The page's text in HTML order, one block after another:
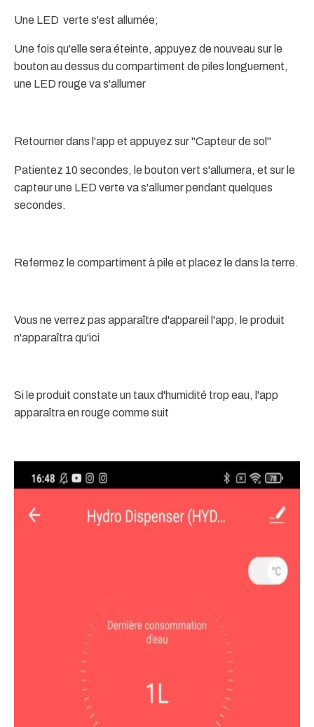
Une LED verte s'est allumée;
Une fois qu'elle sera éteinte, appuyez de nouveau sur le
bouton au dessus du compartiment de piles longuement,
une LED rouge va s'allumer
Retourner dans l'app et appuyez sur "Capteur de sol"
Patientez 10 secondes, le bouton vert s'allumera, et sur le
capteur une LED verte va s'allumer pendant quelques
secondes.
Refermez le compartiment à pile et placez le dans la terre.
Vous ne verrez pas apparaître d'appareil l'app, le produit
n'apparaîtra qu'ici
Si le produit constate un taux d'humidité trop eau, l'app
apparaîtra en rouge comme suit